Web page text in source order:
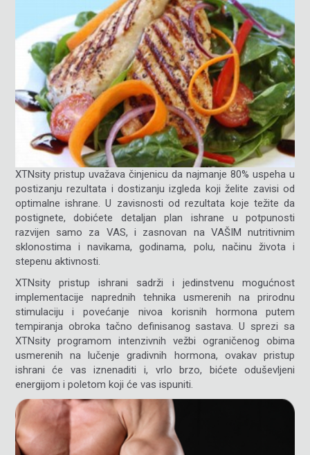
XTNsity pristup uvažava činjenicu da najmanje 80% uspeha u
postizanju rezultata i dostizanju izgleda koji želite zavisi od
optimalne ishrane. U zavisnosti od rezultata koje težite da
postignete, dobićete detaljan plan ishrane u potpunosti
razvijen samo za VAS, i zasnovan na VAŠIM nutritivnim
sklonostima i navikama, godinama, polu, načinu života i
stepenu aktivnosti.
XTNsity pristup ishrani sadrži i jedinstvenu mogućnost
implementacije naprednih tehnika usmerenih na prirodnu
stimulaciju i povećanje nivoa korisnih hormona putem
tempiranja obroka tačno definisanog sastava. U sprezi sa
XTNsity programom intenzivnih vežbi ograničenog obima
usmerenih na lučenje gradivnih hormona, ovakav pristup
ishrani će vas iznenaditi i, vrlo brzo, bićete oduševljeni
energijom i poletom koji će vas ispuniti.